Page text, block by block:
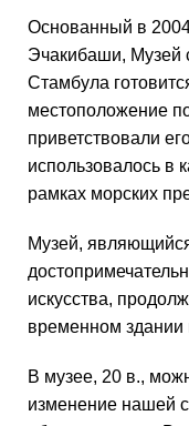
Основанный в
Эчакибаши, Музей
Стамбула
местоположение
приветствовали
использовалось в
рамках морских
Музей,
искусства,
временном здании
В музее, 20 в.,
изменение нашей